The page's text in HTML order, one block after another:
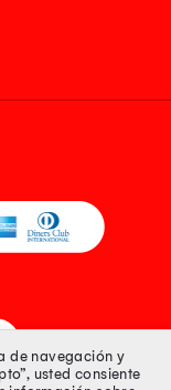
de navegación y
usted consiente